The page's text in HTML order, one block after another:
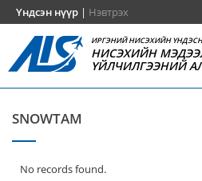
Үндсэн нүүр | Нэвтрэх
ИРГЭНИЙ НИСЭХИЙН
НИСЭХИЙН
ҮЙЛЧИЛГЭЭНИЙ
SNOWTAM
No records found.